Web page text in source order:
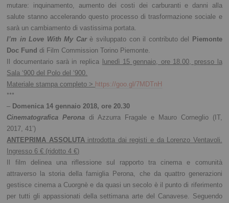
mutare: inquinamento, aumento dei costi dei carburanti e danni alla
salute stanno accelerando questo processo di trasformazione sociale e
sarà un cambiamento di vastissima portata.
I’m in Love With My Carè sviluppato con il contributo del Piemonte
Doc Funddi Film Commission Torino Piemonte.
Il documentario sarà in replica lunedì 15 gennaio, ore 18.00, presso la
Sala ‘900 del Polo del ‘900.
Materiale stampa completo > https://goo.gl/7MDTnH
***
– Domenica 14 gennaio 2018, ore 20.30
Cinematografica Peronadi Azzurra Fragale e Mauro Corneglio (IT,
2017, 41’)
ANTEPRIMA ASSOLUTAintrodotta dai registi e da Lorenzo Ventavoli.
Ingresso 6 € (ridotto 4 €)
I​l film ​delinea una riflessione sul rapporto tra cinema e comunità
attraverso la storia della famiglia Perona, che da quattro generazioni
gestisce cinema a Cuorgnè e da quasi un secolo è il punto di riferimento
per tutti gli appassionati della settimana arte del Canavese. Seguendo